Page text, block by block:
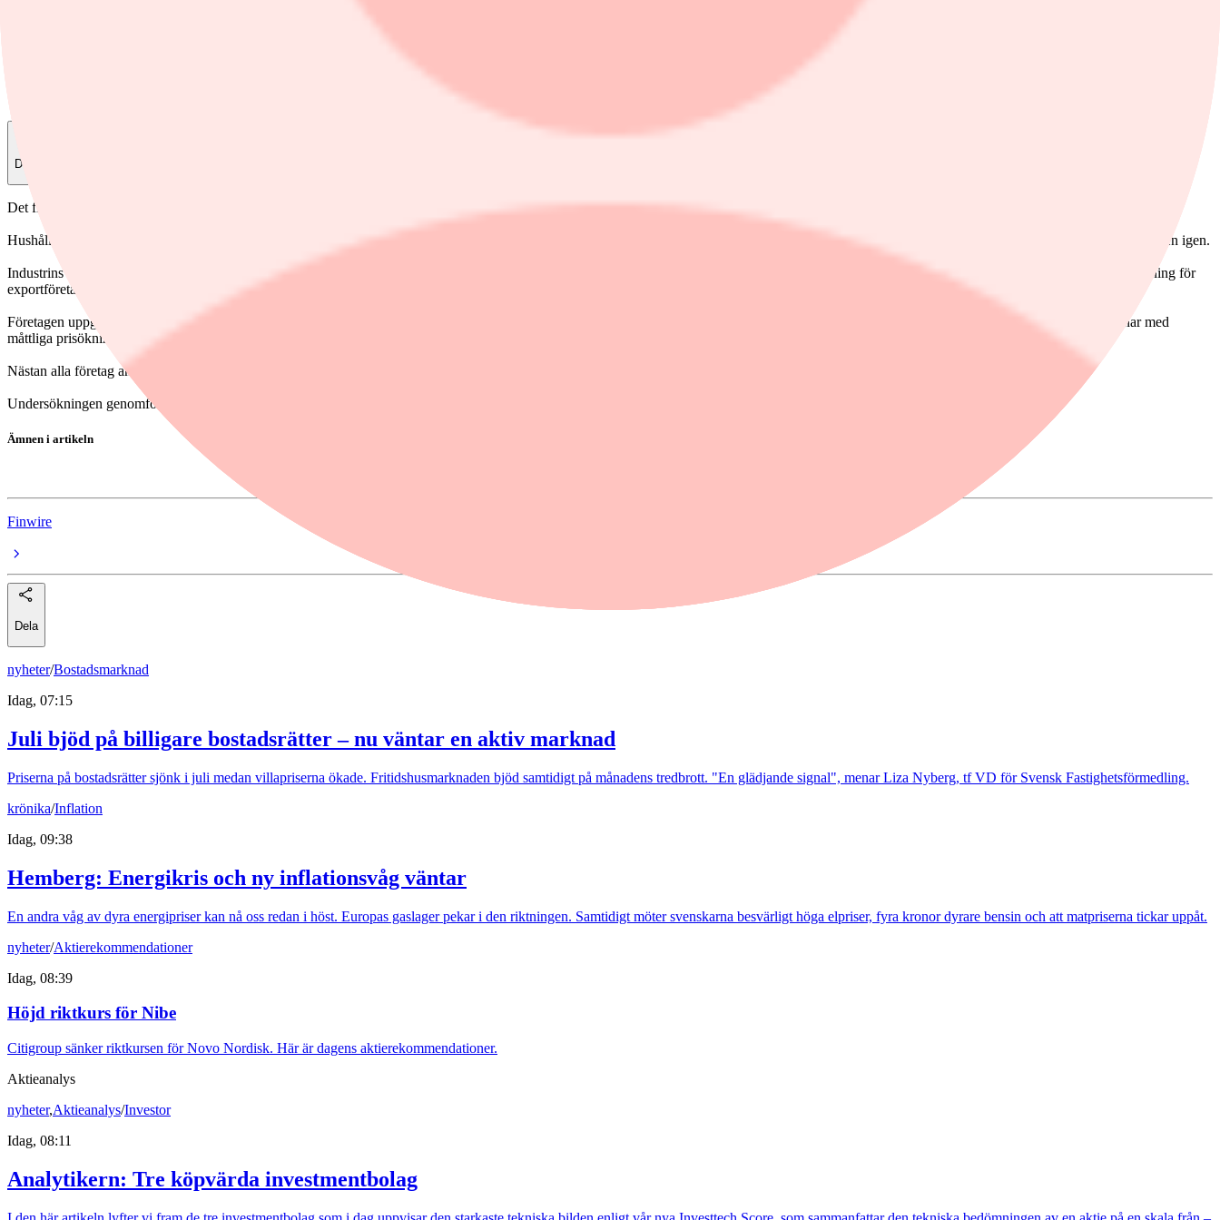
11 mars, 09:45
Dela
Det framgår av Riksbankens företagsundersökning i februari, där 41 större företag intervjuats.
Hushållens konsumtionsvilja har stärkts något och försäljningsvolymerna ökar, men kunderna är fortsatt prismedvetna och selektiva. Företagen varnar för att geopolitisk oro snabbt kan dämpa konsumtionen igen.
Industrins läge är splittrat. Försvarsrelaterad verksamhet går starkt, medan delar av skogs-, stål- och fordonsindustrin möter svagare efterfrågan. En starkare och volatil krona upplevs också som en utmaning för
exportföretag.
Företagen uppger att det inte finns utrymme att höja priserna mer än i linje med inflationen. Dagligvaruhandeln planerar tillfälliga prissänkningar när momsen på mat sänks, medan övrig handel räknar med
måttliga prisökningar.
Nästan alla företag använder AI, främst för att öka produktiviteten snarare än minska personal. På längre sikt väntas dock arbetsmarknaden förändras när kompetensbehoven skiftar.
Undersökningen genomfördes mellan 29 januari och 9 februari.
Ämnen i artikeln
Finwire
Dela
nyheter/Bostadsmarknad
Idag, 07:15
Juli bjöd på billigare bostadsrätter – nu väntar en aktiv marknad
Priserna på bostadsrätter sjönk i juli medan villapriserna ökade. Fritidshusmarknaden bjöd samtidigt på månadens tredbrott. "En glädjande signal", menar Liza Nyberg, tf VD för Svensk Fastighetsförmedling.
krönika/Inflation
Idag, 09:38
Hemberg: Energikris och ny inflationsvåg väntar
En andra våg av dyra energipriser kan nå oss redan i höst. Europas gaslager pekar i den riktningen. Samtidigt möter svenskarna besvärligt höga elpriser, fyra kronor dyrare bensin och att matpriserna tickar uppåt.
nyheter/Aktierekommendationer
Idag, 08:39
Höjd riktkurs för Nibe
Citigroup sänker riktkursen för Novo Nordisk. Här är dagens aktierekommendationer.
Aktieanalys
nyheter,Aktieanalys/Investor
Idag, 08:11
Analytikern: Tre köpvärda investmentbolag